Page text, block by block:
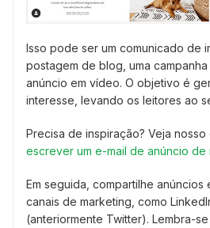
Isso pode ser um comunicado de
postagem de blog, uma
anúncio em vídeo. O objetivo é
interesse, levando os leitores ao
Precisa de inspiração? Veja nosso
escrever um e-mail de anúncio de
Em seguida, compartilhe anúncios
canais de marketing, como
(anteriormente Twitter). Lembra-